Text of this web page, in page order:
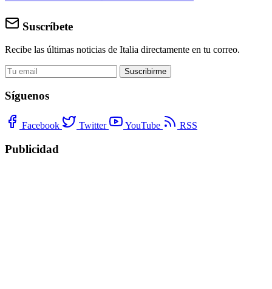
Suscríbete
Recibe las últimas noticias de Italia directamente en tu correo.
Suscribirme
Síguenos
Facebook Twitter YouTube RSS
Publicidad